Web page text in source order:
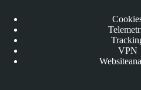
VPN